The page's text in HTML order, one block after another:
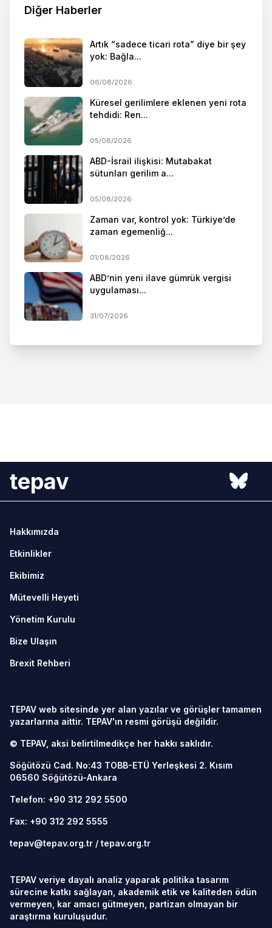
Diğer Haberler
Artık “sadece ticari rota” diye bir şey
yok: Bağla...
06/08/2026
Küresel gerilimlere eklenen yeni rota
tehdidi: Ren...
05/08/2026
ABD-İsrail ilişkisi: Mutabakat
sütunları gerilim a...
05/08/2026
Zaman var, kontrol yok: Türkiye’de
zaman egemenliğ...
01/08/2026
ABD’nin yeni ilave gümrük vergisi
uygulaması...
31/07/2026
tepav
Hakkımızda
Etkinlikler
Ekibimiz
Mütevelli Heyeti
Yönetim Kurulu
Bize Ulaşın
Brexit Rehberi
TEPAV web sitesinde yer alan yazılar ve görüşler tamamen
yazarlarına aittir. TEPAV'ın resmi görüşü değildir.
© TEPAV, aksi belirtilmedikçe her hakkı saklıdır.
Söğütözü Cad. No:43 TOBB-ETÜ Yerleşkesi 2. Kısım
06560 Söğütözü-Ankara
Telefon: +90 312 292 5500
Fax: +90 312 292 5555
tepav@tepav.org.tr / tepav.org.tr
TEPAV veriye dayalı analiz yaparak politika tasarım
sürecine katkı sağlayan, akademik etik ve kaliteden ödün
vermeyen, kar amacı gütmeyen, partizan olmayan bir
araştırma kuruluşudur.